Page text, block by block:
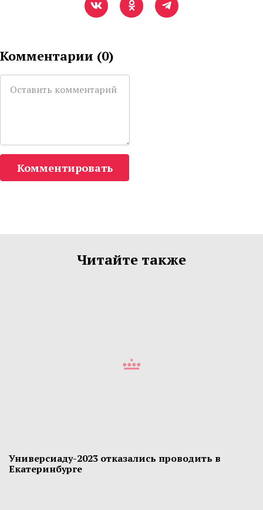
Комментарии (0)
Комментировать
Читайте также
Универсиаду-2023 отказались проводить в
Екатеринбурге